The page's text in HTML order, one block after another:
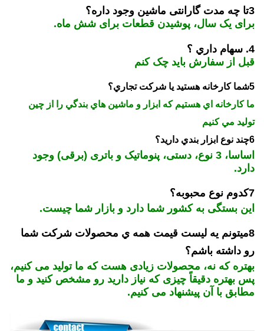
3تا چه مدت گارانتی ماشین وجود داره؟
برای یک سال، پوشیدن قطعات برای شش ماه.
4. سهام داري ؟
قبل از سفارش بايد چک کنم
5شما کارخانه هستيد يا شرکت تجاري؟
ما کارخانه اي هستيم که ابزار و ماشين هاي بندگي را از چين
توليد مي کنيم
6چند نوع ابزار بندي داريد؟
اساسا، 3 نوع، دستی، پنوماتیک و باتری (برقی) وجود
دارد.
7کدوم نوع محبوبه؟
این بستگی به کشور شما دارد و بازار شما چیست.
8ميتونم يه ليست قيمت همه ي محصولات شرکت شما
رو داشته باشم؟
بهتره که نه، محصولات زیادی هست که ما تولید می کنیم،
پس بهتره دقیقاً چیزی که نیاز دارید رو مشخص کنید و ما
مطابق با آن پیشنهاد می کنیم.